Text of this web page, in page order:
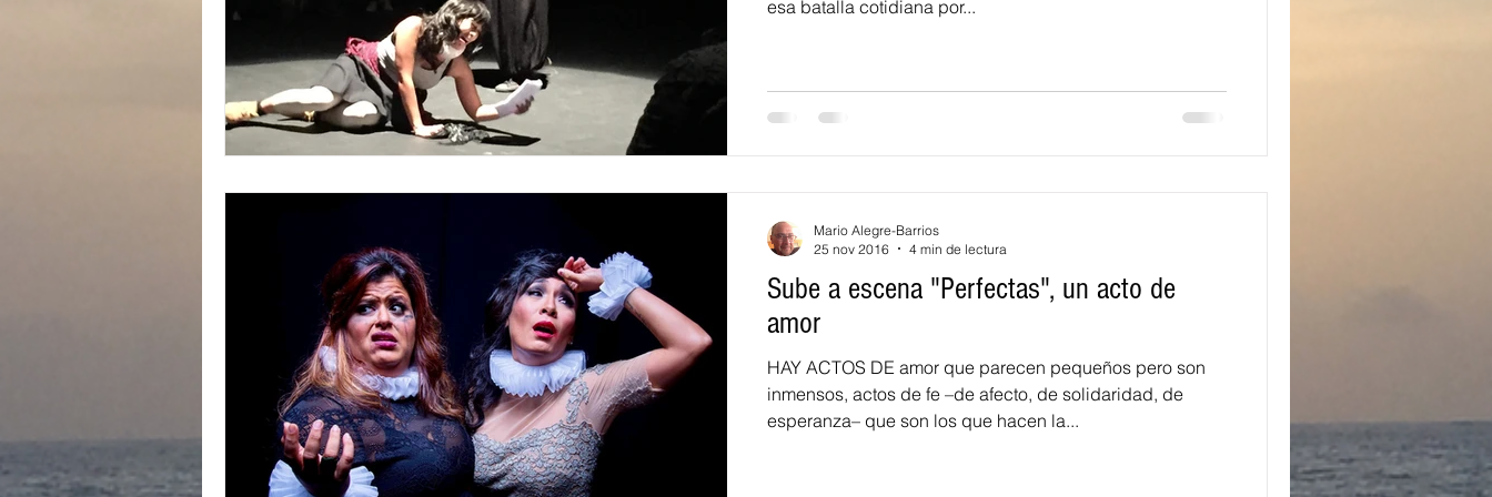
In Memoriam
esa batalla cotidiana por...
Sube a escena "Perfectas", un acto de
amor
HAY ACTOS DE amor que parecen pequeños pero son
inmensos, actos de fe –de afecto, de solidaridad, de
esperanza– que son los que hacen la...
Mario Alegre-Barrios
25 nov 2016
4 min de lectura